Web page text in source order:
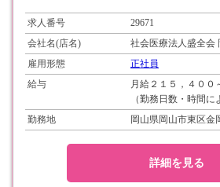
求人番号
29671
会社名(店名)
社会医療法人盛全会
雇用形態
正社員
給与
月給２１５，４００
（勤務日数・時間に
勤務地
岡山県岡山市東区金
詳細を見る